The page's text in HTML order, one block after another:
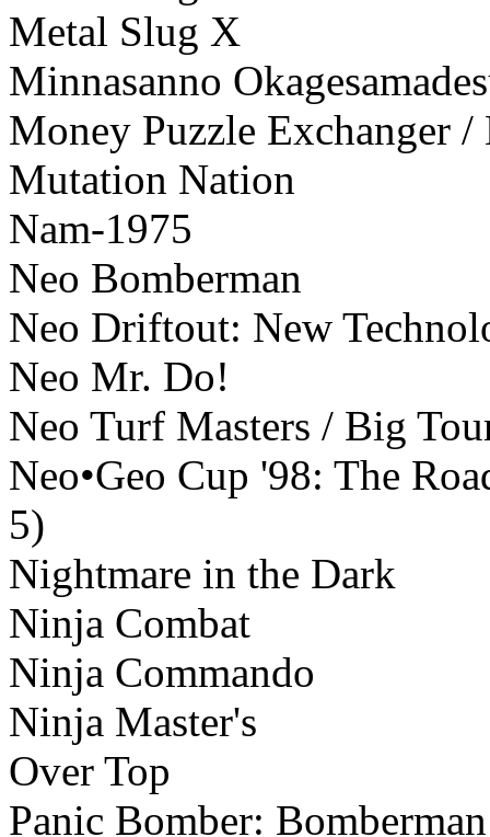
Metal Slug X
Minnasanno
Money Puzzle Exchanger
Mutation Nation
Nam-1975
Neo Bomberman
Neo Driftout: New
Neo Mr. Do!
Neo Turf Masters / Big
Neo•Geo Cup '98: The
5)
Nightmare in the Dark
Ninja Combat
Ninja Commando
Ninja Master's
Over Top
Panic Bomber: Bomberman